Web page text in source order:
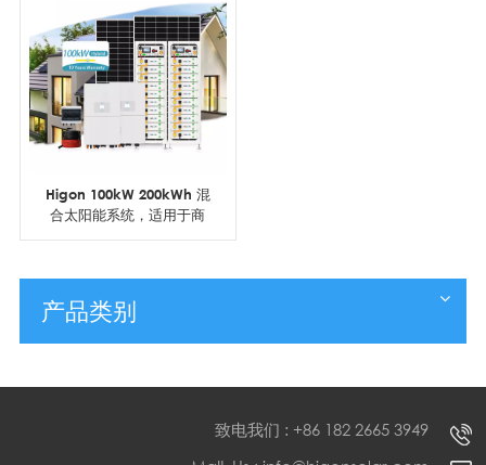
Higon 100kW 200kWh 混
合太阳能系统，适用于商
产品类别
致电我们 : +86 182 2665 3949